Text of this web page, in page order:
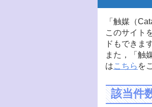
「触媒（
このサイト
ドもできま
また，「触
はこちら を
該当件